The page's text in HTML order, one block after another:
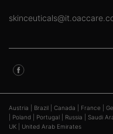
Austria Brazil Canada France
Poland Portugal Russia Saudi
UK
United Arab Emirates